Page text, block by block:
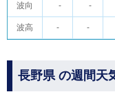
波向
波高
- -
- -
長野県 の週間天